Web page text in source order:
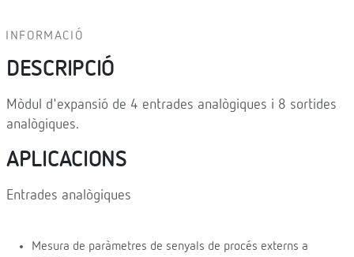
INFORMACIÓ
DESCRIPCIÓ
Mòdul d'expansió de 4 entrades analògiques i 8 sortides
analògiques.
APLICACIONS
Entrades analògiques
Mesura de paràmetres de senyals de procés externs a